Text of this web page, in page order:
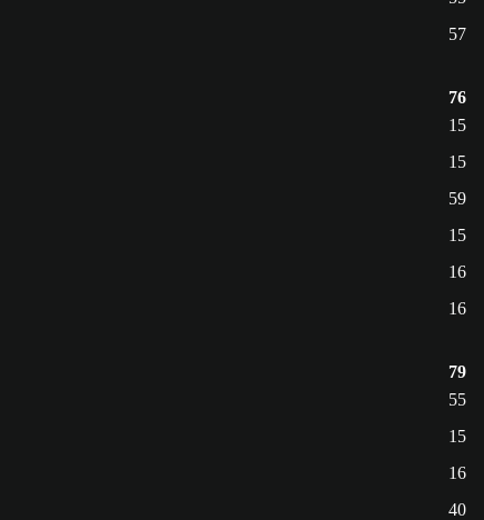
57
76
15
15
59
15
16
16
79
55
15
16
40